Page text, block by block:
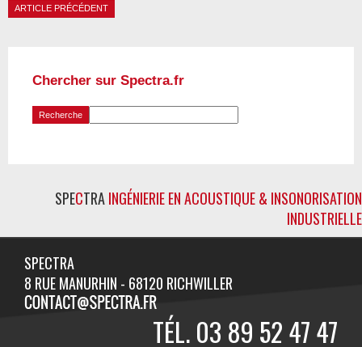
ARTICLE PRÉCÉDENT
Chercher sur Spectra.fr
SPECTRAINGÉNIERIE EN ACOUSTIQUE & INSONORISATION
INDUSTRIELLE
SPECTRA
8 RUE MANURHIN - 68120 RICHWILLER
TÉL. 03 89 52 47 47